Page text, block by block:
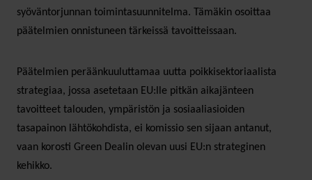
syöväntorjunnan toimintasuunnitelma. Tämäkin osoittaa
päätelmien onnistuneen tärkeissä tavoitteissaan.
Päätelmien peräänkuuluttamaa uutta poikkisektoriaalista
strategiaa, jossa asetetaan EU:lle pitkän aikajänteen
tavoitteet talouden, ympäristön ja sosiaaliasioiden
tasapainon lähtökohdista, ei komissio sen sijaan antanut,
vaan korosti Green Dealin olevan uusi EU:n strateginen
kehikko.